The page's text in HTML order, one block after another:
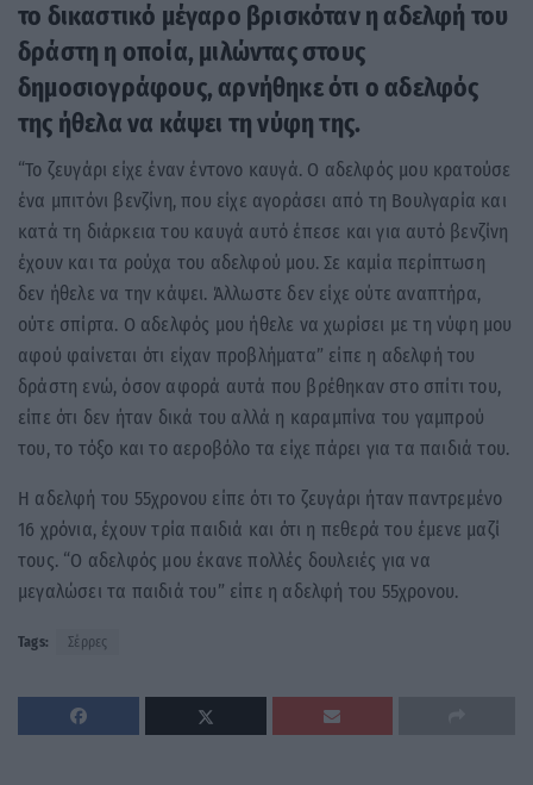
το δικαστικό μέγαρο βρισκόταν η αδελφή του
δράστη η οποία, μιλώντας στους
δημοσιογράφους, αρνήθηκε ότι ο αδελφός
της ήθελα να κάψει τη νύφη της.
“Το ζευγάρι είχε έναν έντονο καυγά. Ο αδελφός μου κρατούσε
ένα μπιτόνι βενζίνη, που είχε αγοράσει από τη Βουλγαρία και
κατά τη διάρκεια του καυγά αυτό έπεσε και για αυτό βενζίνη
έχουν και τα ρούχα του αδελφού μου. Σε καμία περίπτωση
δεν ήθελε να την κάψει. Άλλωστε δεν είχε ούτε αναπτήρα,
ούτε σπίρτα. Ο αδελφός μου ήθελε να χωρίσει με τη νύφη μου
αφού φαίνεται ότι είχαν προβλήματα” είπε η αδελφή του
δράστη ενώ, όσον αφορά αυτά που βρέθηκαν στο σπίτι του,
είπε ότι δεν ήταν δικά του αλλά η καραμπίνα του γαμπρού
του, το τόξο και το αεροβόλο τα είχε πάρει για τα παιδιά του.
Η αδελφή του 55χρονου είπε ότι το ζευγάρι ήταν παντρεμένο
16 χρόνια, έχουν τρία παιδιά και ότι η πεθερά του έμενε μαζί
τους. “Ο αδελφός μου έκανε πολλές δουλειές για να
μεγαλώσει τα παιδιά του” είπε η αδελφή του 55χρονου.
Tags: Σέρρες